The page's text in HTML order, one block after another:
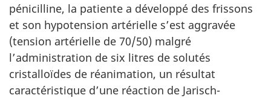
pénicilline, la patiente a développé des frissons
et son hypotension artérielle s’est aggravée
(tension artérielle de 70/50) malgré
l’administration de six litres de solutés
cristalloïdes de réanimation, un résultat
caractéristique d’une réaction de Jarisch-